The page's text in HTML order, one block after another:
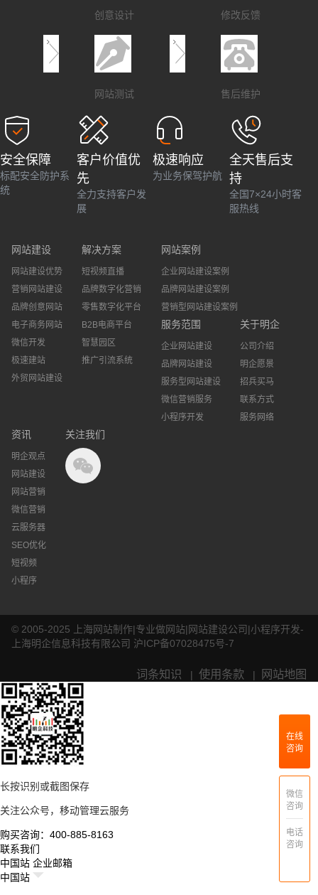
创意设计 修改反馈
网站测试 售后维护
安全保障
标配安全防护系
统
客户价值优
先
全力支持客户发
展
极速响应
为业务保驾护航
全天售后支
持
全国7×24小时客
服热线
网站建设
网站建设优势
营销网站建设
品牌创意网站
电子商务网站
微信开发
极速建站
外贸网站建设
解决方案
短视频直播
品牌数字化营销
零售数字化平台
B2B电商平台
智慧园区
推广引流系统
网站案例
企业网站建设案例
品牌网站建设案例
营销型网站建设案例
服务范围
企业网站建设
品牌网站建设
服务型网站建设
微信营销服务
小程序开发
关于明企
公司介绍
明企愿景
招兵买马
联系方式
服务网络
资讯
明企观点
网站建设
网站营销
微信营销
云服务器
SEO优化
短视频
小程序
关注我们
© 2005-2025 上海网站制作|专业做网站|网站建设公司|小程序开发-
上海明企信息科技有限公司 沪ICP备07028475号-7
词条知识 | 使用条款 | 网站地图
长按识别或截图保存
关注公众号，移动管理云服务
购买咨询：400-885-8163
联系我们
中国站 企业邮箱
中国站
在线
咨询
微信
咨询
电话
咨询